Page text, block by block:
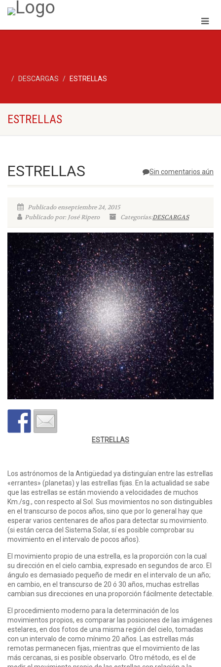
DESCARGAS ESTRELLAS
ESTRELLAS
Sin comentarios aún
ESTRELLAS
Publicado enseptiembre 24, 2015
Publicado por: José Ripero
Categorías:DESCARGAS
ESTRELLAS
Los astrónomos de la Antigüedad ya distinguían entre las estrellas
«errantes» (planetas) y las estrellas fijas. En la actualidad se sabe
que las estrellas se están moviendo a velocidades de muchos
Km./sg., con respecto al Sol. Sus movimientos no son distinguibles
en el transcurso de pocos años, sino que por lo general hay que
esperar varios centenares de años para detectar su movimiento.
(si están cerca del Sistema Solar, sí es posible comprobar su
movimiento en el intervalo de pocos años).
El movimiento propio de una estrella, es la proporción con la cual
su dirección en el cielo cambia, expresado en segundos de arco. El
ángulo es demasiado pequeño de medir en el intervalo de un año;
en cambio, en el transcurso de 20 ó 30 años, muchas estrellas
cambian sus direcciones en una proporción fácilmente detectable.
El procedimiento moderno para la determinación de los
movimientos propios, es comparar las posiciones de las imágenes
estelares, en dos fotos de una misma región del cielo, tomadas
con un intervalo de como mínimo 20 años. Las estrellas más
remotas permanecen fijas, mientras que el movimiento de las
más cercanas, si es posible observarlo. Otro método, es el de